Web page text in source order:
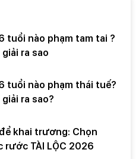
tuổi nào phạm tam tai ?
ra sao
tuổi nào phạm thái tuế?
ra sao?
khai trương: Chọn
rước TÀI LỘC 2026